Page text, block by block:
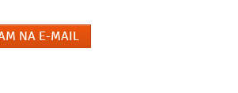
NA E-MAIL